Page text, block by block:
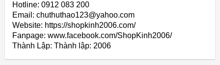
Hotline: 0912 083 200
Email: chuthuthao123@yahoo.com
Website: https://shopkinh2006.com/
Fanpage: www.facebook.com/ShopKinh2006/
Thành Lập: Thành lập: 2006